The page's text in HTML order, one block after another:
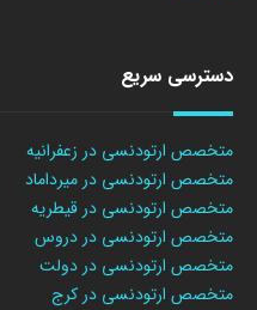
دسترسی سریع
متخصص ارتودنسی در زعفرانیه
متخصص ارتودنسی در میرداماد
متخصص ارتودنسی در قیطریه
متخصص ارتودنسی در دروس
متخصص ارتودنسی در دولت
متخصص ارتودنسی در کرج